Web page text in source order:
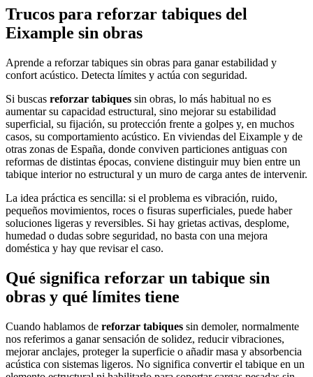
Trucos para reforzar tabiques del
Eixample sin obras
Aprende a reforzar tabiques sin obras para ganar estabilidad y
confort acústico. Detecta límites y actúa con seguridad.
Si buscas reforzar tabiques sin obras, lo más habitual no es
aumentar su capacidad estructural, sino mejorar su estabilidad
superficial, su fijación, su protección frente a golpes y, en muchos
casos, su comportamiento acústico. En viviendas del Eixample y de
otras zonas de España, donde conviven particiones antiguas con
reformas de distintas épocas, conviene distinguir muy bien entre un
tabique interior no estructural y un muro de carga antes de intervenir.
La idea práctica es sencilla: si el problema es vibración, ruido,
pequeños movimientos, roces o fisuras superficiales, puede haber
soluciones ligeras y reversibles. Si hay grietas activas, desplome,
humedad o dudas sobre seguridad, no basta con una mejora
doméstica y hay que revisar el caso.
Qué significa reforzar un tabique sin
obras y qué límites tiene
Cuando hablamos de reforzar tabiques sin demoler, normalmente
nos referimos a ganar sensación de solidez, reducir vibraciones,
mejorar anclajes, proteger la superficie o añadir masa y absorbencia
acústica con sistemas ligeros. No significa convertir el tabique en un